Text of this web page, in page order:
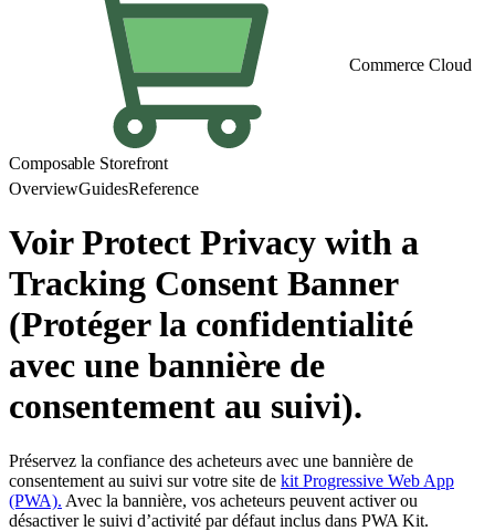
Commerce Cloud
Composable Storefront
OverviewGuidesReference
Voir Protect Privacy with a
Tracking Consent Banner
(Protéger la confidentialité
avec une bannière de
consentement au suivi).
Préservez la confiance des acheteurs avec une bannière de
consentement au suivi sur votre site de kit Progressive Web App
(PWA). Avec la bannière, vos acheteurs peuvent activer ou
désactiver le suivi d’activité par défaut inclus dans PWA Kit.